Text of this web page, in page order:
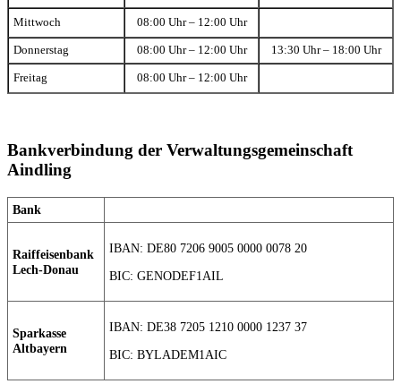
Mittwoch 08:00 Uhr – 12:00 Uhr
Donnerstag 08:00 Uhr – 12:00 Uhr 13:30 Uhr – 18:00 Uhr
Freitag 08:00 Uhr – 12:00 Uhr
Bankverbindung der Verwaltungsgemeinschaft
Aindling
Bank
Raiffeisenbank
Lech-Donau
IBAN: DE80 7206 9005 0000 0078 20
BIC: GENODEF1AIL
Sparkasse
Altbayern
IBAN: DE38 7205 1210 0000 1237 37
BIC: BYLADEM1AIC